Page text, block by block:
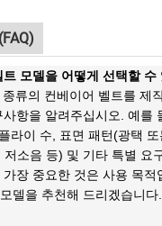
모델을 어떻게 선택할 수
류의 컨베이어 벨트를 제
항을 알려주십시오. 예를
라이 수, 표면 패턴(광택
저소음 등) 및 기타 특별 요
장 중요한 것은 사용 목적
델을 추천해 드리겠습니다.